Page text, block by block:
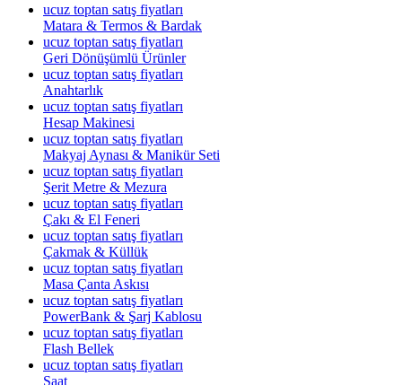
ucuz toptan satış fiyatları
Matara & Termos & Bardak
ucuz toptan satış fiyatları
Geri Dönüşümlü Ürünler
ucuz toptan satış fiyatları
Anahtarlık
ucuz toptan satış fiyatları
Hesap Makinesi
ucuz toptan satış fiyatları
Makyaj Aynası & Manikür Seti
ucuz toptan satış fiyatları
Şerit Metre & Mezura
ucuz toptan satış fiyatları
Çakı & El Feneri
ucuz toptan satış fiyatları
Çakmak & Küllük
ucuz toptan satış fiyatları
Masa Çanta Askısı
ucuz toptan satış fiyatları
PowerBank & Şarj Kablosu
ucuz toptan satış fiyatları
Flash Bellek
ucuz toptan satış fiyatları
Saat